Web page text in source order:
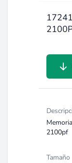
2100pf
Tamaño